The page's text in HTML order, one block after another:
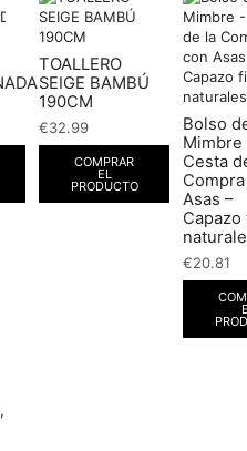
TOALLERO
SEIGE BAMBÚ
190CM
€32.99
COMPRAR
EL
PRODUCTO
Bolso
Mimbre
Cesta
Asas –
€20.81